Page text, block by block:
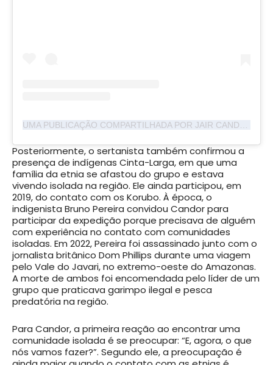
UMA PUBLICAÇÃO COMPARTILHADA POR JAIR CANDOR (@CANDORJAIR)
Posteriormente, o sertanista também confirmou a
presença de indígenas Cinta-Larga, em que uma
família da etnia se afastou do grupo e estava
vivendo isolada na região. Ele ainda participou, em
2019, do contato com os Korubo. À época, o
indigenista Bruno Pereira convidou Candor para
participar da expedição porque precisava de alguém
com experiência no contato com comunidades
isoladas. Em 2022, Pereira foi assassinado junto com o
jornalista britânico Dom Phillips durante uma viagem
pelo Vale do Javari, no extremo-oeste do Amazonas.
A morte de ambos foi encomendada pelo líder de um
grupo que praticava garimpo ilegal e pesca
predatória na região.
Para Candor, a primeira reação ao encontrar uma
comunidade isolada é se preocupar: “E, agora, o que
nós vamos fazer?”. Segundo ele, a preocupação é